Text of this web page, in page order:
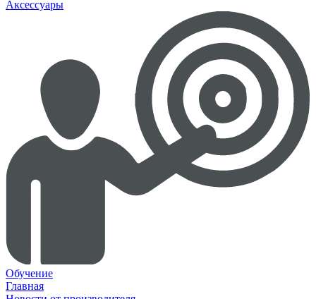
Аксессуары
Обучение
Главная